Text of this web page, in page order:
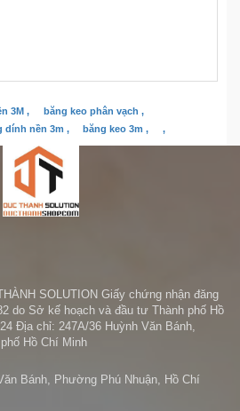
3M ,
băng keo phân vạch ,
dính nền 3m , băng keo 3m , ,
SOLUTION Giấy chứng nhận đăng
do Sở kế hoạch và đầu tư Thành phố Hồ
Địa chỉ: 247A/36 Huỳnh Văn Bánh,
Hồ Chí Minh
Bánh, Phường Phú Nhuận, Hồ Chí